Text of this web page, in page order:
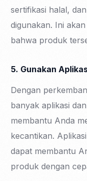
sertifikasi halal,
digunakan. Ini
bahwa produk
5. Gunakan
Dengan
banyak aplikasi
membantu Anda
kecantikan.
dapat membantu
produk dengan